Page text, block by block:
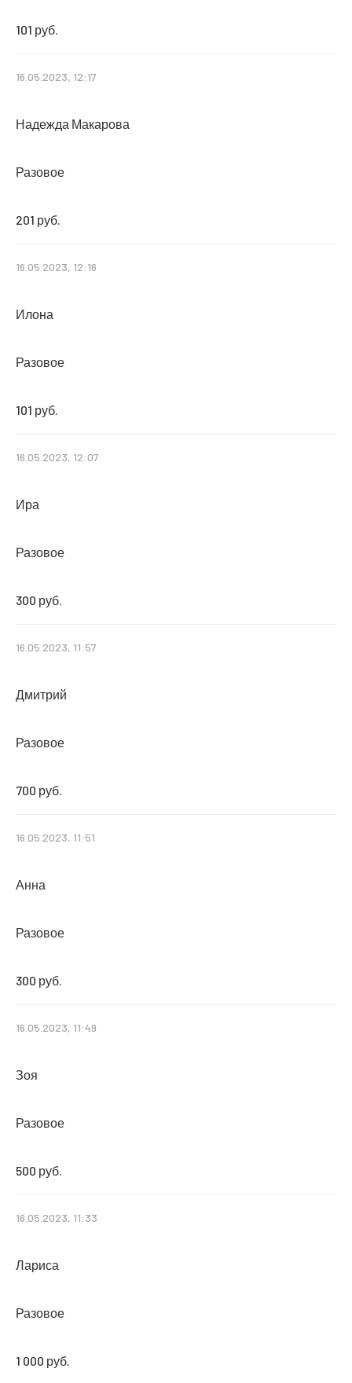
101 руб.
16.05.2023, 12:17
Надежда Макарова
Разовое
201 руб.
16.05.2023, 12:16
Илона
Разовое
101 руб.
16.05.2023, 12:07
Ира
Разовое
300 руб.
16.05.2023, 11:57
Дмитрий
Разовое
700 руб.
16.05.2023, 11:51
Анна
Разовое
300 руб.
16.05.2023, 11:49
Зоя
Разовое
500 руб.
16.05.2023, 11:33
Лариса
Разовое
1 000 руб.